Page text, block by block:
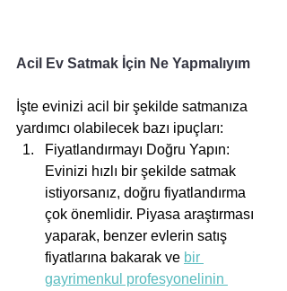
Acil Ev Satmak İçin Ne Yapmalıyım
İşte evinizi acil bir şekilde satmanıza
yardımcı olabilecek bazı ipuçları:
Fiyatlandırmayı Doğru Yapın:
Evinizi hızlı bir şekilde satmak
istiyorsanız, doğru fiyatlandırma
çok önemlidir. Piyasa araştırması
yaparak, benzer evlerin satış
fiyatlarına bakarak ve bir
gayrimenkul profesyonelinin